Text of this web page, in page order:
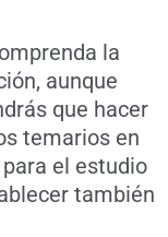
la
aunque
que hacer
temarios en
el estudio
también